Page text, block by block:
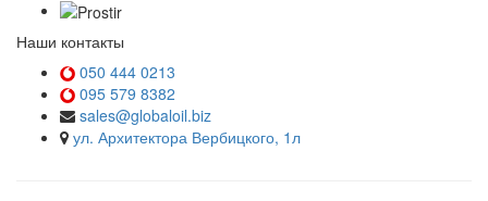
Наши контакты
050 444 0213
095 579 8382
sales@globaloil.biz
ул. Архитектора Вербицкого, 1л